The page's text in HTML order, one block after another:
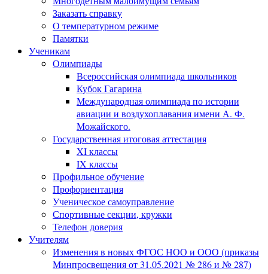
Заказать справку
О температурном режиме
Памятки
Ученикам
Олимпиады
Всероссийская олимпиада школьников
Кубок Гагарина
Международная олимпиада по истории
авиации и воздухоплавания имени А. Ф.
Можайского.
Государственная итоговая аттестация
XI классы
IX классы
Профильное обучение
Профориентация
Ученическое самоуправление
Спортивные секции, кружки
Телефон доверия
Учителям
Изменения в новых ФГОС НОО и ООО (приказы
Минпросвещения от 31.05.2021 № 286 и № 287)